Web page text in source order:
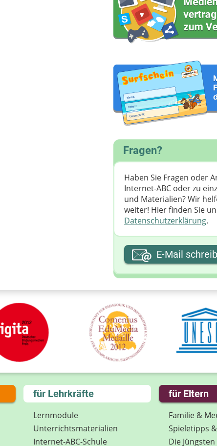
Fragen?
Haben Sie Fragen oder
Internet-ABC oder zu
und Materialien? Wir
weiter! ​Hier finden Sie
Datenschutzerklärung.
Ihre E-Mail-Adresse
Ihre Nachricht
E-Mail
für Lehrkräfte
Lernmodule
Unterrichts­materialien
Internet-ABC-Schule
für Eltern
Familie &
Spieletipps
Die